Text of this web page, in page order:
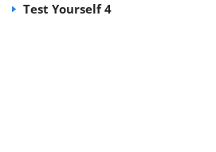
Test Yourself 4